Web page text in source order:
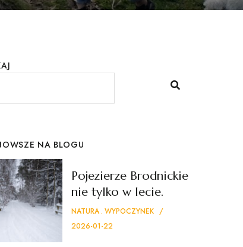
NA BLOGU
Pojezierze Brodnickie
nie tylko w lecie.
NATURA WYPOCZYNEK
2026-01-22